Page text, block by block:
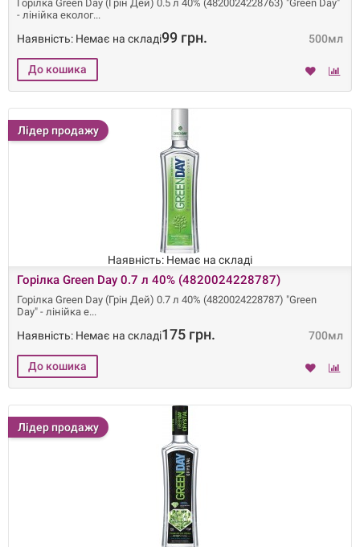
Горілка Green Day (Грін Дей) 0.5 л 40% (4820024228763) "Green Day"
- лінійка еколог
500мл
Наявність: Немає на складі99 грн.
Лідер продажу
Наявність: Немає на складі
Горілка Green Day 0.7 л 40% (4820024228787)
Горілка Green Day (Грін Дей) 0.7 л 40% (4820024228787) "Green
Day" - лінійка е
700мл
Наявність: Немає на складі175 грн.
Лідер продажу